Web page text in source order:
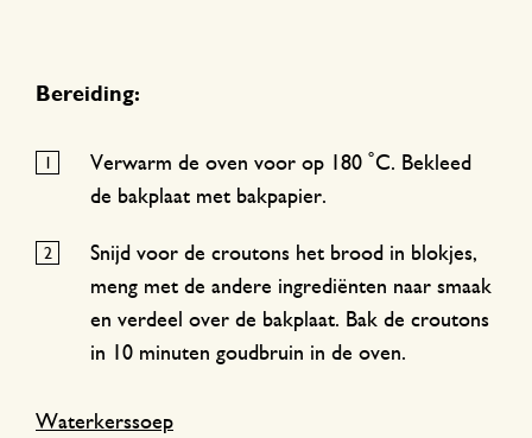
Bereiding:
Verwarm de oven voor op 180 ˚C. Bekleed
de bakplaat met bakpapier.
Snijd voor de croutons het brood in blokjes,
meng met de andere ingrediënten naar smaak
en verdeel over de bakplaat. Bak de croutons
in 10 minuten goudbruin in de oven.
Waterkerssoep